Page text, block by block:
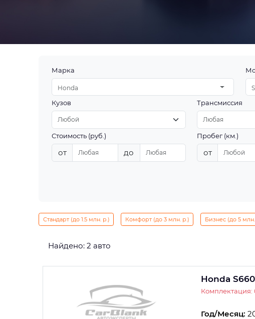
Марка
Honda
Кузов Трансмиссия
Стоимость (руб.)
от до
Пробег (км.)
от
Стандарт (до 1.5 млн. р.) Комфорт (до 3 млн. р.) Бизнес (до 5
Найдено: 2 авто
Honda S660
Комплектация:
Год/Месяц: